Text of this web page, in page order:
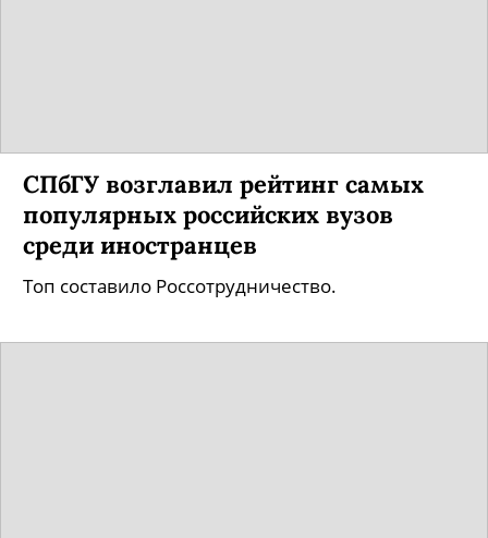
СПбГУ возглавил рейтинг самых
популярных российских вузов
среди иностранцев
Топ составило Россотрудничество.